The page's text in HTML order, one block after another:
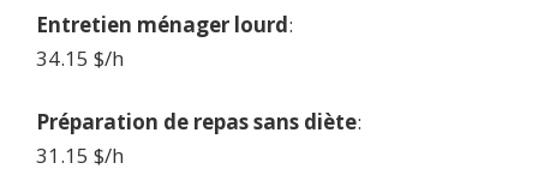
Entretien ménager lourd:
34.15 $/h
Préparation de repas sans diète:
31.15 $/h